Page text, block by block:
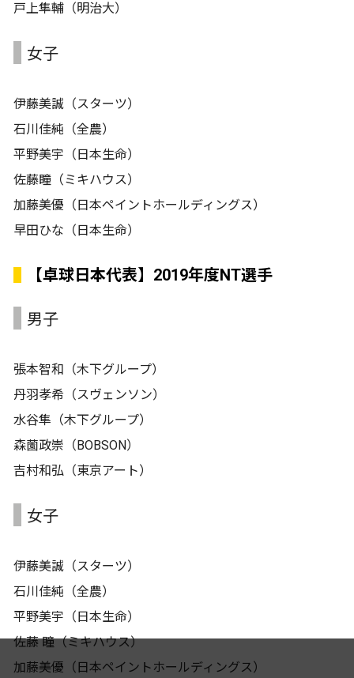
戸上隼輔（明治大）
女子
伊藤美誠（スターツ）
石川佳純（全農）
平野美宇（日本生命）
佐藤瞳（ミキハウス）
加藤美優（日本ペイントホールディングス）
早田ひな（日本生命）
【卓球日本代表】2019年度NT選手
男子
張本智和（木下グループ）
丹羽孝希（スヴェンソン）
水谷隼（木下グループ）
森薗政崇（BOBSON）
吉村和弘（東京アート）
女子
伊藤美誠（スターツ）
石川佳純（全農）
平野美宇（日本生命）
佐藤 瞳（ミキハウス）
加藤美優（日本ペイントホールディングス）